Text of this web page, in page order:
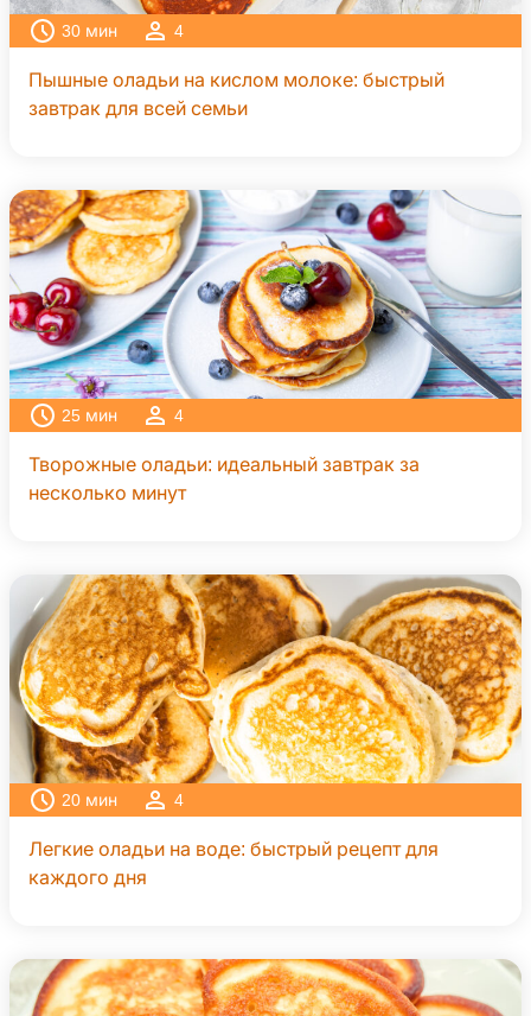
30 мин 4
Пышные оладьи на кислом молоке: быстрый
завтрак для всей семьи
25 мин 4
Творожные оладьи: идеальный завтрак за
несколько минут
20 мин 4
Легкие оладьи на воде: быстрый рецепт для
каждого дня